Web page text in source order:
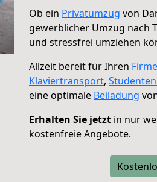
Ob ein Privatumzug von
gewerblicher Umzug nach
und stressfrei umziehen
Allzeit bereit für Ihren
Klaviertransport,
eine optimale Beiladung
Erhalten Sie jetzt in nur
kostenfreie Angebote.